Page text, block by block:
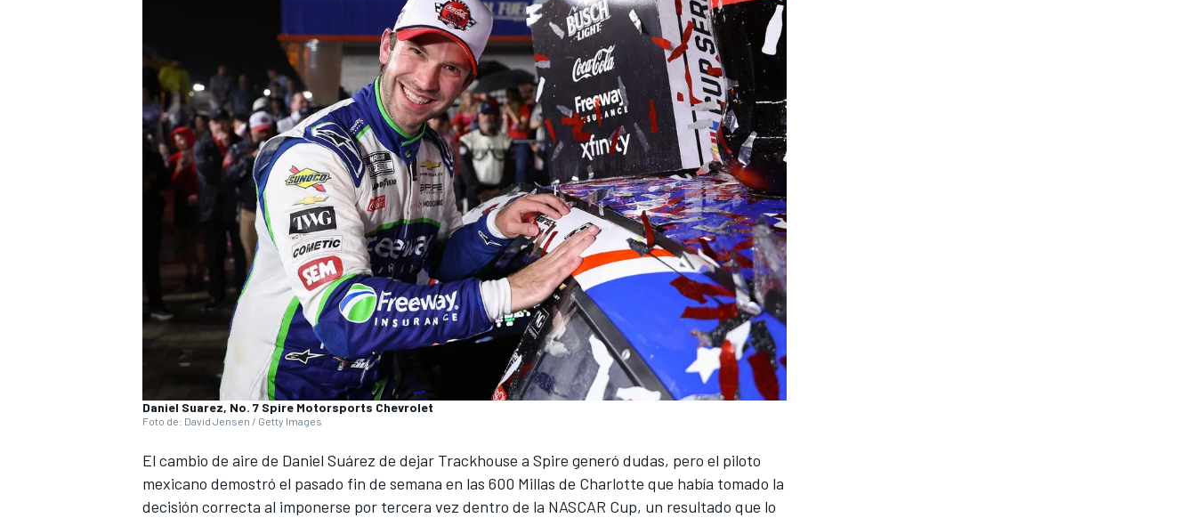
MÁS
Daniel Suarez, No. 7 Spire Motorsports Chevrolet
Foto de: David Jensen / Getty Images
El cambio de aire de Daniel Suárez de dejar Trackhouse a Spire generó dudas, pero el piloto
mexicano demostró el pasado fin de semana en las 600 Millas de Charlotte que había tomado la
decisión correcta al imponerse por tercera vez dentro de la NASCAR Cup, un resultado que lo